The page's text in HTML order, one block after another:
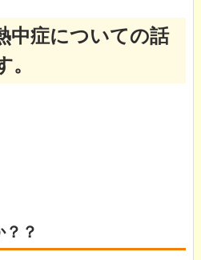
中症についての話
？？